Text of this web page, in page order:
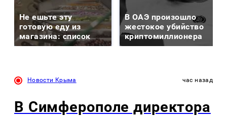
Не ешьте эту
готовую еду из
магазина: список
В ОАЭ произошло
жестокое убийство
криптомиллионера
Новости Крыма час назад
В Симферополе директора